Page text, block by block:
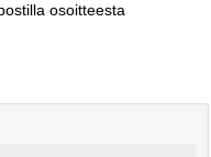
osoitteesta